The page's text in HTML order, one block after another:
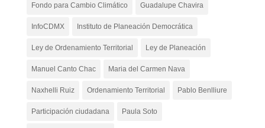
Fondo para Cambio Climático Guadalupe Chavira
InfoCDMX Instituto de Planeación Democrática
Ley de Ordenamiento Territorial Ley de Planeación
Manuel Canto Chac Maria del Carmen Nava
Naxhelli Ruiz Ordenamiento Territorial Pablo Benlliure
Participación ciudadana Paula Soto